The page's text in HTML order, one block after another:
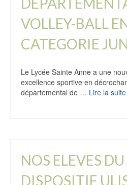
VOLLEY-BALL
CATEGORIE
Le Lycée Sainte Anne a une
excellence sportive en
départemental de … Lire la suite
NOS ELEVES DU
DISPOSITIF